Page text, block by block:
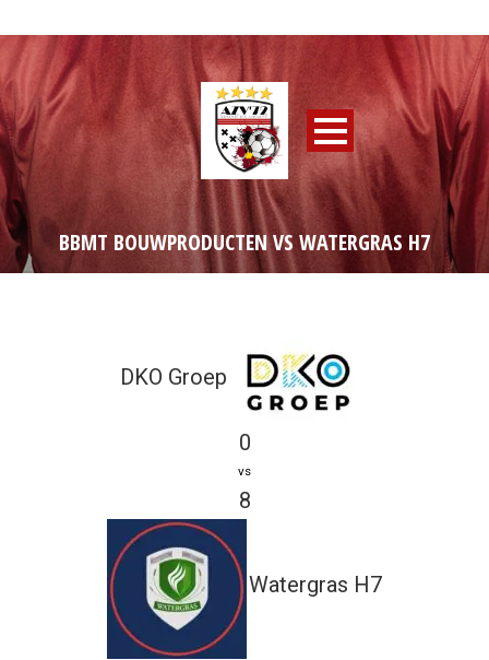
BBMT BOUWPRODUCTEN VS WATERGRAS H7
DKO Groep
0
vs
8
Watergras H7